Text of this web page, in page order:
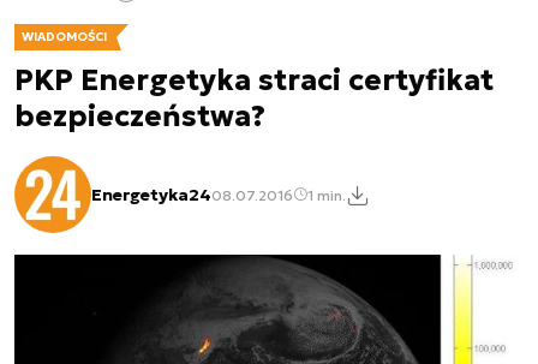
WIADOMOŚCI
PKP Energetyka straci certyfikat
bezpieczeństwa?
Energetyka2408.07.2016 1 min.